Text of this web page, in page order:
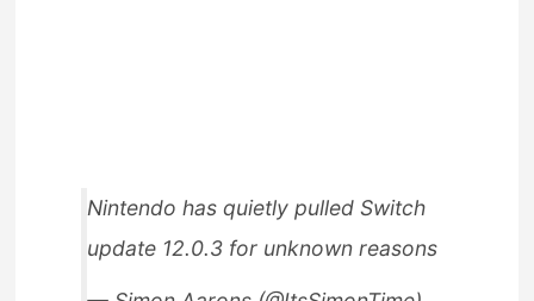
Nintendo has quietly pulled Switch
update 12.0.3 for unknown reasons